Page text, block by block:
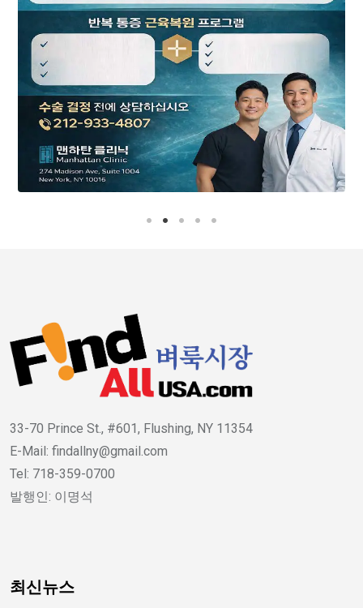
33-70 Prince St., #601, Flushing, NY 11354
E-Mail: findallny@gmail.com
Tel: 718-359-0700
발행인: 이명석
최신뉴스